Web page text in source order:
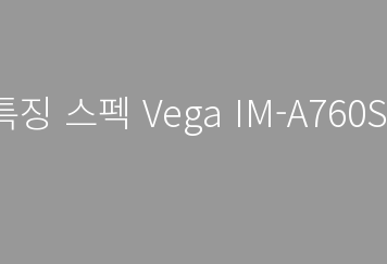
징 스펙 Vega IM-A760S